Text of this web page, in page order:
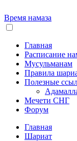
Время намаза
Главная
Расписание
Мусульманам
Правила
Полезные
Мечети СНГ
Форум
Главная
Шариат